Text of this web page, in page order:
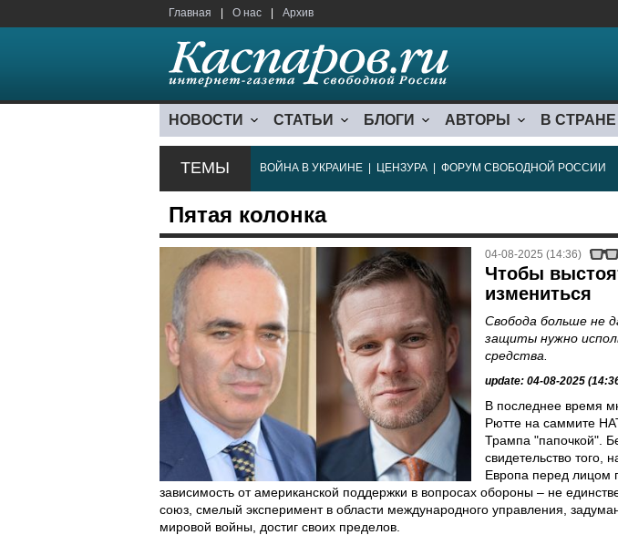
Главная О нас Архив
НОВОСТИ СТАТЬИ БЛОГИ АВТОРЫ В СТРАНЕ
ТЕМЫ ВОЙНА В УКРАИНЕ ЦЕНЗУРА ФОРУМ СВОБОДНОЙ РОССИИ
Пятая колонка
04-08-2025 (14:36)
Чтобы
измениться
Свобода больше не
защиты нужно
средства.
update: 04-08-2025
В последнее время
Рютте на саммите
Трампа "папочкой".
свидетельство того,
Европа перед лицом
зависимость от американской поддержки в вопросах обороны – не
союз, смелый эксперимент в области международного управления,
мировой войны, достиг своих пределов.